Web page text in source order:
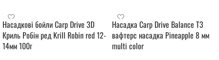
Насадкові бойли Carp Drive 3D
Криль Робін ред Krill Robin red 12-
14мм 100г
Насадка Carp Drive Balance Т3
вафтерс насадка Pineapple 8 мм
multi color